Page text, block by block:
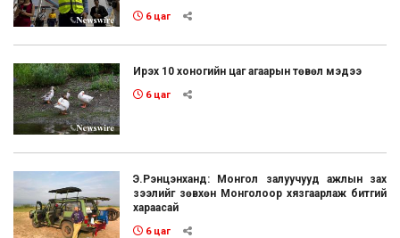
6 цаг
Ирэх 10 хоногийн цаг агаарын төвөл мэдээ
6 цаг
Э.Рэнцэнханд: Монгол залуучууд ажлын зах
зээлийг зөвхөн Монголоор хязгаарлаж битгий
хараасай
6 цаг